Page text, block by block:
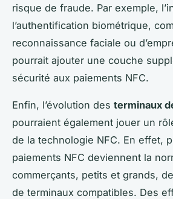
risque de fraude. Par exemple,
l’authentification biométrique,
reconnaissance faciale ou
pourrait ajouter une couche
sécurité aux paiements NFC.
Enfin, l’évolution des terminaux
pourraient également jouer un
de la technologie NFC. En effet,
paiements NFC deviennent la
commerçants, petits et grands,
de terminaux compatibles. Des